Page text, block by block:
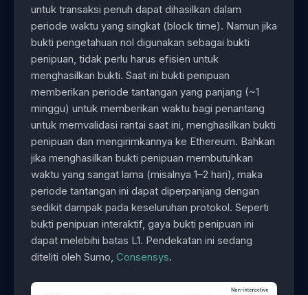
untuk transaksi penuh dapat dihasilkan dalam
periode waktu yang singkat (block time). Namun jika
bukti pengetahuan nol digunakan sebagai bukti
penipuan, tidak perlu harus efisien untuk
menghasilkan bukti. Saat ini bukti penipuan
memberikan periode tantangan yang panjang (~1
minggu) untuk memberikan waktu bagi penantang
untuk memvalidasi rantai saat ini, menghasilkan bukti
penipuan dan mengirimkannya ke Ethereum. Bahkan
jika menghasilkan bukti penipuan membutuhkan
waktu yang sangat lama (misalnya 1–2 hari), maka
periode tantangan ini dapat diperpanjang dengan
sedikit dampak pada keseluruhan protokol. Seperti
bukti penipuan interaktif, gaya bukti penipuan ini
dapat melebihi batas L1. Pendekatan ini sedang
diteliti oleh Sumo, Consensys.